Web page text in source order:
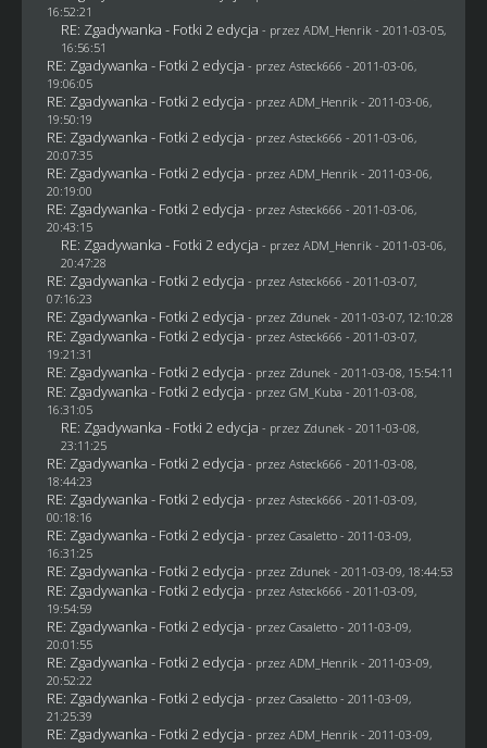
16:52:21
RE: Zgadywanka - Fotki 2 edycja - przez ADM_Henrik - 2011-03-05,
16:56:51
RE: Zgadywanka - Fotki 2 edycja - przez Asteck666 - 2011-03-06,
19:06:05
RE: Zgadywanka - Fotki 2 edycja - przez ADM_Henrik - 2011-03-06,
19:50:19
RE: Zgadywanka - Fotki 2 edycja - przez Asteck666 - 2011-03-06,
20:07:35
RE: Zgadywanka - Fotki 2 edycja - przez ADM_Henrik - 2011-03-06,
20:19:00
RE: Zgadywanka - Fotki 2 edycja - przez Asteck666 - 2011-03-06,
20:43:15
RE: Zgadywanka - Fotki 2 edycja - przez ADM_Henrik - 2011-03-06,
20:47:28
RE: Zgadywanka - Fotki 2 edycja - przez Asteck666 - 2011-03-07,
07:16:23
RE: Zgadywanka - Fotki 2 edycja - przez Zdunek - 2011-03-07, 12:10:28
RE: Zgadywanka - Fotki 2 edycja - przez Asteck666 - 2011-03-07,
19:21:31
RE: Zgadywanka - Fotki 2 edycja - przez Zdunek - 2011-03-08, 15:54:11
RE: Zgadywanka - Fotki 2 edycja - przez GM_Kuba - 2011-03-08,
16:31:05
RE: Zgadywanka - Fotki 2 edycja - przez Zdunek - 2011-03-08,
23:11:25
RE: Zgadywanka - Fotki 2 edycja - przez Asteck666 - 2011-03-08,
18:44:23
RE: Zgadywanka - Fotki 2 edycja - przez Asteck666 - 2011-03-09,
00:18:16
RE: Zgadywanka - Fotki 2 edycja - przez Casaletto- 2011-03-09,
16:31:25
RE: Zgadywanka - Fotki 2 edycja - przez Zdunek - 2011-03-09, 18:44:53
RE: Zgadywanka - Fotki 2 edycja - przez Asteck666 - 2011-03-09,
19:54:59
RE: Zgadywanka - Fotki 2 edycja - przez Casaletto- 2011-03-09,
20:01:55
RE: Zgadywanka - Fotki 2 edycja - przez ADM_Henrik - 2011-03-09,
20:52:22
RE: Zgadywanka - Fotki 2 edycja - przez Casaletto- 2011-03-09,
21:25:39
RE: Zgadywanka - Fotki 2 edycja - przez ADM_Henrik - 2011-03-09,